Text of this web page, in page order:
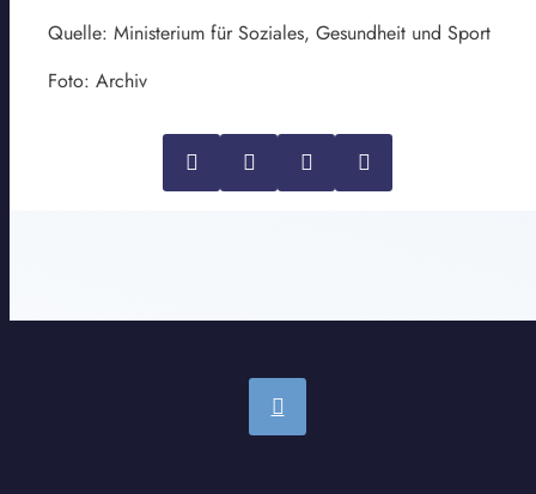
Quelle: Ministerium für Soziales, Gesundheit und Sport
Foto: Archiv